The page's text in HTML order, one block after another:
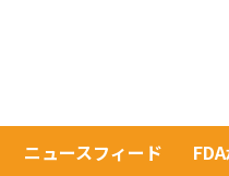
ニュースフィード